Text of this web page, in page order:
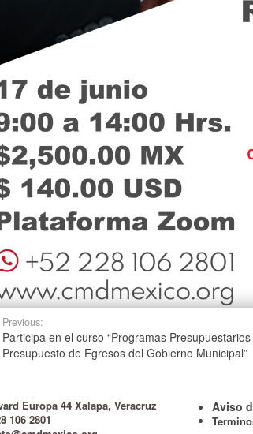
Previous:
Participa en el curso “Programas
Presupuesto de Egresos del Gobierno Municipal”
Europa 44 Xalapa, Veracruz
106 2801
Aviso